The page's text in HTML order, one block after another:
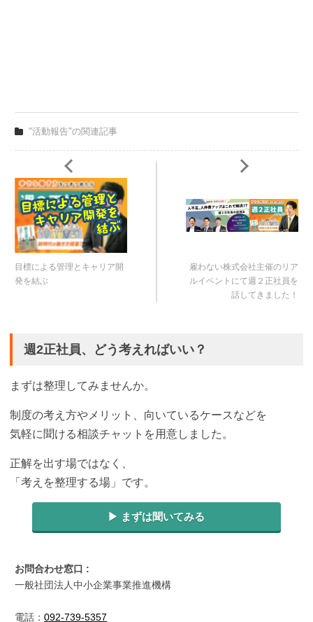
"活動報告"の関連記事
目標による管理とキャリア開
発を結ぶ
雇わない株式会社主催のリア
ルイベントにて週２正社員を
話してきました！
週2正社員、どう考えればいい？
まずは整理してみませんか。
制度の考え方やメリット、向いているケースなどを
気軽に聞ける相談チャットを用意しました。
正解を出す場ではなく、
「考えを整理する場」です。
▶︎ まずは聞いてみる
お問合わせ窓口 :
一般社団法人中小企業事業推進機構
電話：092-739-5357